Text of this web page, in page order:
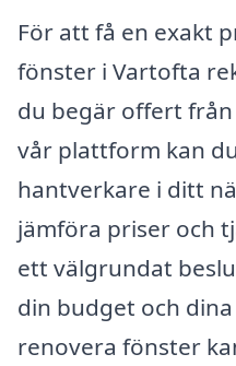
För att få en exakt
fönster i Vartofta
du begär offert
vår plattform kan
hantverkare i ditt
jämföra priser och
ett välgrundat
din budget och
renovera fönster